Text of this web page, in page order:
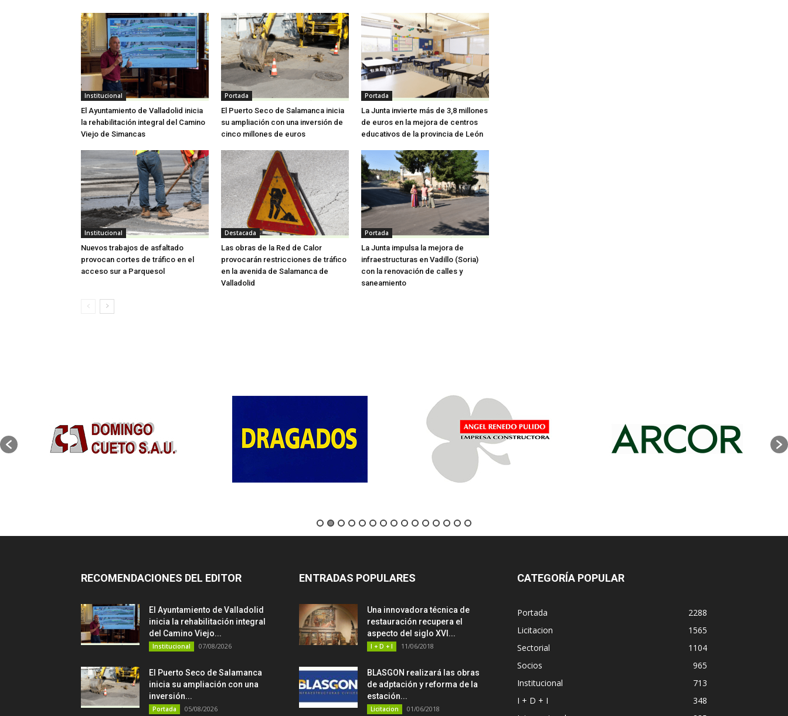
Institucional
El Ayuntamiento de Valladolid inicia
la rehabilitación integral del Camino
Viejo de Simancas
Portada
El Puerto Seco de Salamanca inicia
su ampliación con una inversión de
cinco millones de euros
Portada
La Junta invierte más de 3,8 millones
de euros en la mejora de centros
educativos de la provincia de León
Institucional
Nuevos trabajos de asfaltado
provocan cortes de tráfico en el
acceso sur a Parquesol
Destacada
Las obras de la Red de Calor
provocarán restricciones de tráfico
en la avenida de Salamanca de
Valladolid
Portada
La Junta impulsa la mejora de
infraestructuras en Vadillo (Soria)
con la renovación de calles y
saneamiento
RECOMENDACIONES DEL EDITOR
El Ayuntamiento de Valladolid
inicia la rehabilitación integral
del Camino Viejo...
Institucional 07/08/2026
El Puerto Seco de Salamanca
inicia su ampliación con una
inversión...
Portada 05/08/2026
ENTRADAS POPULARES
Una innovadora técnica de
restauración recupera el
aspecto del siglo XVI...
I + D + I 11/06/2018
BLASGON realizará las obras
de adptación y reforma de la
estación...
Licitacion 01/06/2018
CATEGORÍA POPULAR
Portada
2288
Licitacion
1565
Sectorial
1104
Socios
965
Institucional
713
I + D + I
348